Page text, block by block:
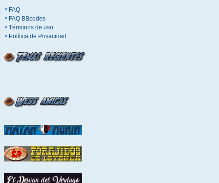
FAQ
FAQ BBcodes
Términos de uso
Política de Privacidad